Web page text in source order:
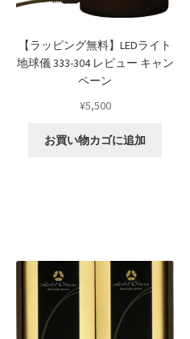
【ラッピング無料】LEDライト
地球儀 333-304 レビュー キャン
ペーン
¥5,500
お買い物カゴに追加